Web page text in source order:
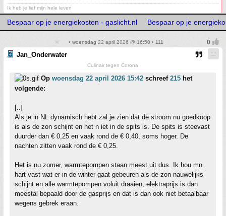
Ik heb je lief mijn hele leven
Bespaar op je energiekosten - gaslicht.nl Bespaar op je
• woensdag 22 april 2026 @ 16:50 • 111
Jan_Onderwater
Culinair tegen Corona
Op woensdag 22 april 2026 15:42 schreef 215 het
volgende:
[..]
Als je in NL dynamisch hebt zal je zien dat de stroom nu goedkoop
is als de zon schijnt en het n iet in de spits is. De spits is steevast
duurder dan € 0,25 en vaak rond de € 0,40, soms hoger. De
nachten zitten vaak rond de € 0,25.
Het is nu zomer, warmtepompen staan meest uit dus. Ik hou mn
hart vast wat er in de winter gaat gebeuren als de zon nauwelijks
schijnt en alle warmtepompen voluit draaien, elektraprijs is dan
meestal bepaald door de gasprijs en dat is dan ook niet betaalbaar
wegens gebrek eraan.